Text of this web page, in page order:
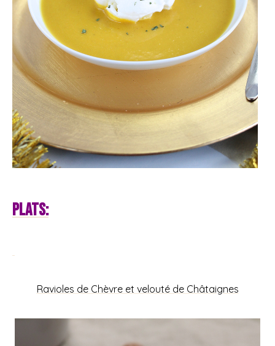
Plats:
Ravioles de Chèvre et velouté de Châtaignes